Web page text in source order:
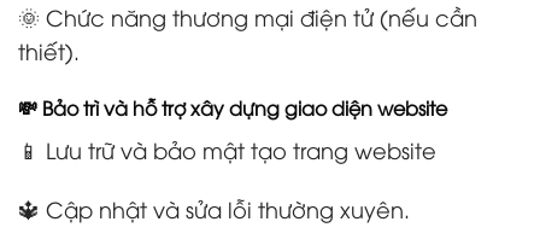
🌞 Chức năng thương mại điện tử (nếu cần
thiết).
💸 Bảo trì và hỗ trợ xây dựng giao diện website
📱 Lưu trữ và bảo mật tạo trang website
🔱 Cập nhật và sửa lỗi thường xuyên.